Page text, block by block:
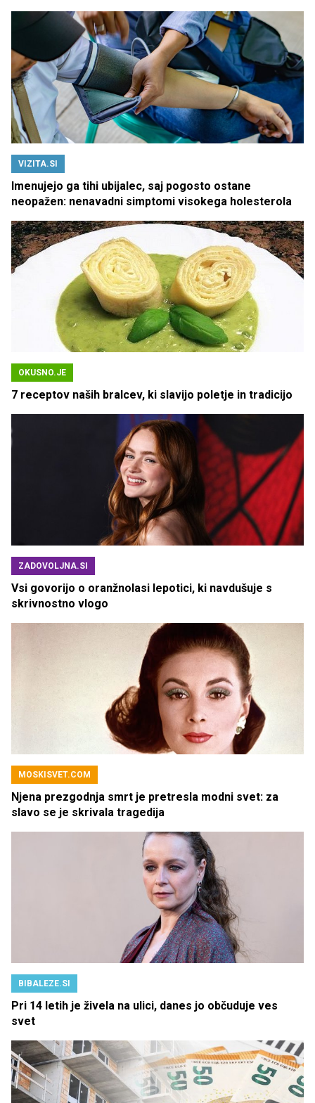
VIZITA.SI
Imenujejo ga tihi ubijalec, saj pogosto ostane
neopažen: nenavadni simptomi visokega holesterola
OKUSNO.JE
7 receptov naših bralcev, ki slavijo poletje in tradicijo
ZADOVOLJNA.SI
Vsi govorijo o oranžnolasi lepotici, ki navdušuje s
skrivnostno vlogo
MOSKISVET.COM
Njena prezgodnja smrt je pretresla modni svet: za
slavo se je skrivala tragedija
BIBALEZE.SI
Pri 14 letih je živela na ulici, danes jo občuduje ves
svet